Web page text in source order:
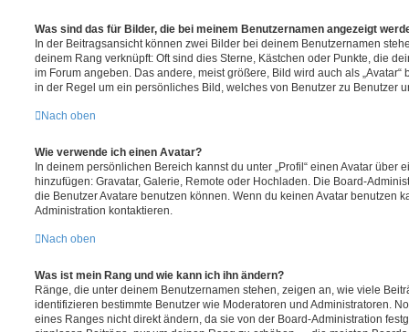
Was sind das für Bilder, die bei meinem Benutzernamen angezeigt
In der Beitragsansicht können zwei Bilder bei deinem Benutzernamen
deinem Rang verknüpft: Oft sind dies Sterne, Kästchen oder Punkte, die
im Forum angeben. Das andere, meist größere, Bild wird auch als
in der Regel um ein persönliches Bild, welches von Benutzer zu Benutzer
Nach oben
Wie verwende ich einen Avatar?
In deinem persönlichen Bereich kannst du unter „Profil“ einen Avatar über
hinzufügen: Gravatar, Galerie, Remote oder Hochladen. Die Board-
die Benutzer Avatare benutzen können. Wenn du keinen Avatar benutzen
Administration kontaktieren.
Nach oben
Was ist mein Rang und wie kann ich ihn ändern?
Ränge, die unter deinem Benutzernamen stehen, zeigen an, wie viele
identifizieren bestimmte Benutzer wie Moderatoren und Administratoren.
eines Ranges nicht direkt ändern, da sie von der Board-Administration